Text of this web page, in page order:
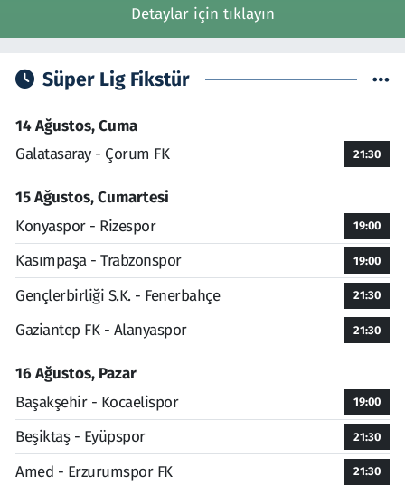
Detaylar için tıklayın
Süper Lig Fikstür
14 Ağustos, Cuma
Galatasaray - Çorum FK
21:30
15 Ağustos, Cumartesi
Konyaspor - Rizespor
19:00
Kasımpaşa - Trabzonspor 19:00
Gençlerbirliği S.K. - Fenerbahçe 21:30
Gaziantep FK - Alanyaspor 21:30
16 Ağustos, Pazar
Başakşehir - Kocaelispor
19:00
Beşiktaş - Eyüpspor 21:30
Amed - Erzurumspor FK 21:30